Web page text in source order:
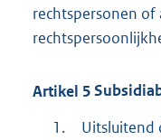
rechtspersonen
Artikel 5
1.
Uitsluitend